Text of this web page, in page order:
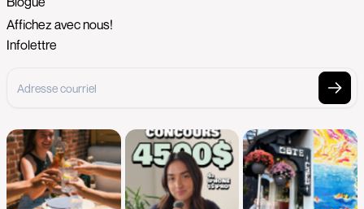
Affichez avec nous!
Infolettre